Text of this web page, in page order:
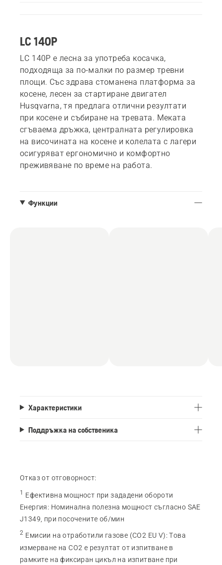
LC 140P
LC 140P е лесна за употреба косачка,
подходяща за по-малки по размер тревни
площи. Със здрава стоманена платформа за
косене, лесен за стартиране двигател
Husqvarna, тя предлага отлични резултати
при косене и събиране на тревата. Меката
сгъваема дръжка, централната регулировка
на височината на косене и колелата с лагери
осигуряват ергономично и комфортно
преживяване по време на работа.
Функции
Характеристики
Поддръжка на собственика
Отказ от отговорност:
1 Ефективна мощност при зададени обороти
Енергия: Номинална полезна мощност съгласно SAE
J1349, при посочените об/мин
2 Емисии на отработили газове (CO2 EU V):Това
измерване на CO2 е резултат от изпитване в
рамките на фиксиран цикъл на изпитване при